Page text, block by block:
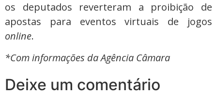
os deputados reverteram a proibição de
apostas para eventos virtuais de jogos
online.
*Com informações da Agência Câmara
Deixe um comentário